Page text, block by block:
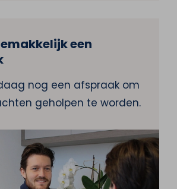
een
nog een afspraak om
geholpen te worden.